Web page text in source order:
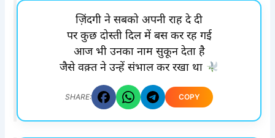
ज़िंदगी ने सबको अपनी राह दे दी
पर कुछ दोस्ती दिल में बस कर रह गई
आज भी उनका नाम सुकून देता है
जैसे वक़्त ने उन्हें संभाल कर रखा था
SHARE: COPY